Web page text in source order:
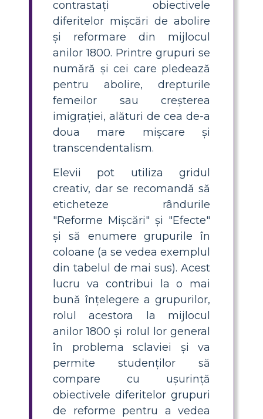
contrastați obiectivele
diferitelor mișcări de abolire
și reformare din mijlocul
anilor 1800. Printre grupuri se
numără și cei care pledează
pentru abolire, drepturile
femeilor sau creșterea
imigrației, alături de cea de-a
doua mare mișcare și
transcendentalism.
Elevii pot utiliza gridul
creativ, dar se recomandă să
eticheteze rândurile
"Reforme Mișcări" și "Efecte"
și să enumere grupurile în
coloane (a se vedea exemplul
din tabelul de mai sus). Acest
lucru va contribui la o mai
bună înțelegere a grupurilor,
rolul acestora la mijlocul
anilor 1800 și rolul lor general
în problema sclaviei și va
permite studenților să
compare cu ușurință
obiectivele diferitelor grupuri
de reforme pentru a vedea